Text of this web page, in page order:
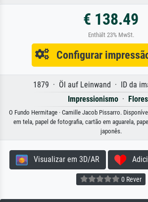
€ 138.49
Enthält 23% MwSt.
Configurar
1879 · Öl auf Leinwand · ID da
Impressionismo·
O Fundo Hermitage · Camille Jacob Pissarro.
em tela, papel de fotografia, cartão em aguarela,
japonês.
Visualizar em 3D/AR
0 Rever